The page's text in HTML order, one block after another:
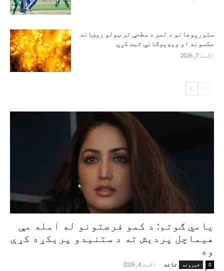
ستورپوهانو د لمر د سطحې تر ټولو روښانه
عکسونه او ویډیوګانې ثبت کړې
اګست 7, 2026
یامي ګوتم: د کمو فرصتونو له امله مې
هیماچل پردېش ته د ستنېدو پرېکړه کړې
وه
خبرونه تاند - اګست 4, 2026 0